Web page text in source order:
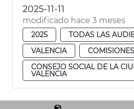
2025-11-11
modificado hace 3 meses
2025
TODAS LAS
VALENCIA
CONSEJO SOCIAL DE LA
VALENCIA